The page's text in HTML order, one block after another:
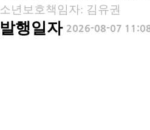
소년보호책임자: 김유권
발행일자